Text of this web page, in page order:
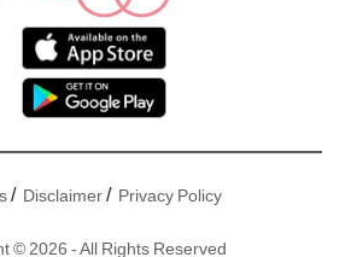
/ Disclaimer/ Privacy Policy
© 2026 - All Rights Reserved